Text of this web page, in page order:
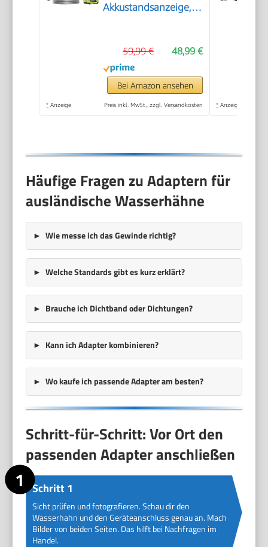
Akkustandsanzeige,
Auto, Fahrrad,
Terrasse & Camping,
Grün
48,99 €
59,99 €
Bei Amazon ansehen
* Anzeige Preis inkl. MwSt., zzgl. Versandkosten * Anzeige
Häufige Fragen zu Adaptern für
ausländische Wasserhähne
Wie messe ich das Gewinde richtig?
Welche Standards gibt es kurz erklärt?
Brauche ich Dichtband oder Dichtungen?
Kann ich Adapter kombinieren?
Wo kaufe ich passende Adapter am besten?
Schritt-für-Schritt: Vor Ort den
passenden Adapter anschließen
Schritt 1
Sicht prüfen und fotografieren. Schau dir den
Wasserhahn und den Geräteanschluss genau an. Mach
Bilder von beiden Seiten. Das hilft bei Nachfragen im
Handel.